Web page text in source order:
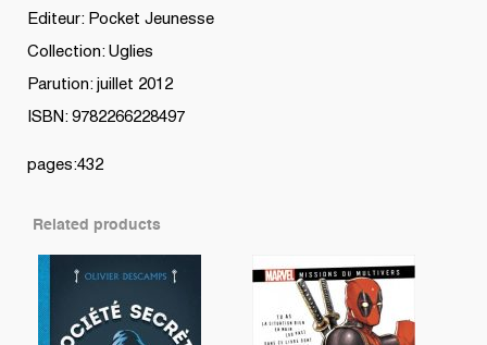
Editeur: Pocket Jeunesse
Collection: Uglies
Parution: juillet 2012
ISBN: 9782266228497
pages:432
Related products